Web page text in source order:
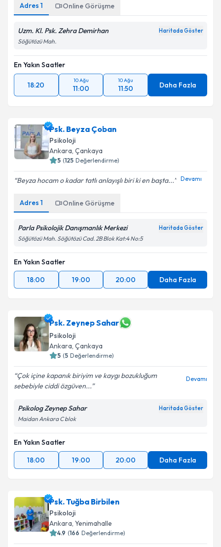
Adres 1 Online Görüşme
Uzm. Kl. Psk. Zehra Demirhan Haritada Göster
Söğütözü Mah.
En Yakın Saatler
18:20
10 Ağu
11:00
10 Ağu
11:50 Daha Fazla
Psk. Beyza Çoban
Psikoloji
Ankara, Çankaya
5 (125 Değerlendirme)
Beyza hocam o kadar tatlı anlayışlı biri ki en başta... Devamı
Adres 1 Online Görüşme
Parla Psikolojik Danışmanlık Merkezi Haritada Göster
Söğütözü Mah. Söğütözü Cad. 2B Blok Kat:4 No:5
En Yakın Saatler
18:00
19:00 20:00 Daha Fazla
Psk. Zeynep Sahar
Psikoloji
Ankara, Çankaya
5 (5 Değerlendirme)
Çok içine kapanık biriyim ve kaygı bozukluğum
sebebiyle ciddi özgüven...
Devamı
Psikolog Zeynep Sahar Haritada Göster
Maidan Ankara C blok
En Yakın Saatler
18:00
19:00 20:00 Daha Fazla
Psk. Tuğba Birbilen
Psikoloji
Ankara, Yenimahalle
4.9 (166 Değerlendirme)